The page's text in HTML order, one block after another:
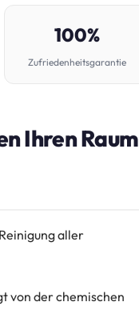
100%
Zufriedenheitsgarantie
Ihren Raum
aller
von der chemischen